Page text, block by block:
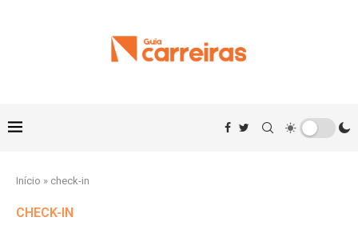
Início » check-in
CHECK-IN